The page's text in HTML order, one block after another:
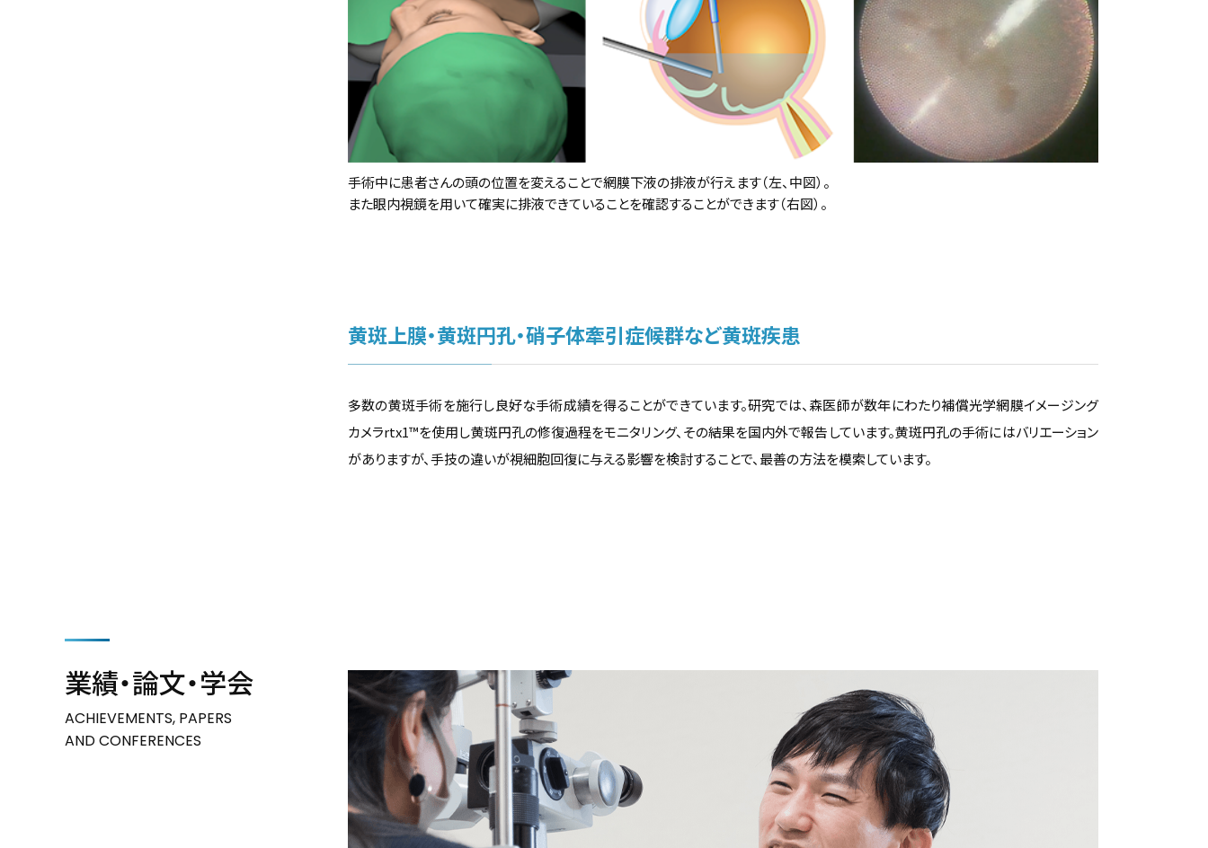
手術中に患者さんの頭の位置を変えることで網膜下液の排液が行えます（左、中図）。
また眼内視鏡を用いて確実に排液できていることを確認することができます（右図）。
黄斑上膜・黄斑円孔・硝子体牽引症候群など黄斑疾患
多数の黄斑手術を施行し良好な手術成績を得ることができています。研究では、森医師が数年にわたり補償光学網膜イメージング
カメラrtx1™を使用し黄斑円孔の修復過程をモニタリング、その結果を国内外で報告しています。黄斑円孔の手術にはバリエーション
がありますが、手技の違いが視細胞回復に与える影響を検討することで、最善の方法を模索しています。
業績・論文・学会
ACHIEVEMENTS, PAPERS
AND CONFERENCES